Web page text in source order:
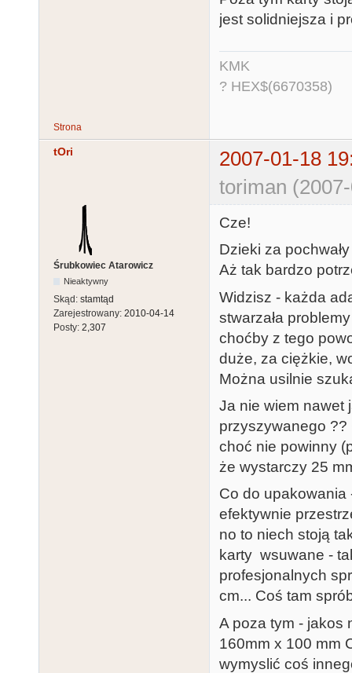
jest solidniejsza i
KMK
? HEX$(6670358)
Strona
tOri
2007-01-18
toriman
Śrubkowiec Atarowicz
Nieaktywny
Skąd: stamtąd
Zarejestrowany: 2010-04-14
Posty: 2,307
Cze!
Dzieki za
Aż tak bardzo
Widzisz - każda
stwarzała problemy
choćby z tego
duże, za ciężkie,
Można usilnie
Ja nie wiem nawet
przyszywanego ??
choć nie powinny
że wystarczy 25
Co do upakowania
efektywnie
no to niech stoją
karty wsuwane -
profesjonalnych
cm... Coś tam
A poza tym - jakos
160mm x 100 mm
wymyslić coś